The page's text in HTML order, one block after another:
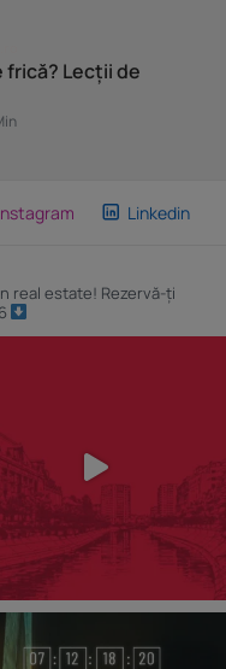
Lecții de
Linkedin
real estate! Rezervă-ți